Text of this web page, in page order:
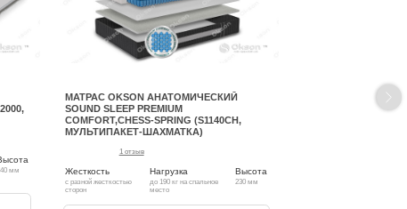
мм
МАТРАС OKSON АНАТОМИЧЕСКИЙ
SOUND SLEEP PREMIUM
COMFORT,CHESS-SPRING (S1140CH,
МУЛЬТИПАКЕТ-ШАХМАТКА)
1 отзыв
Жесткость
с разной жесткостью
сторон
Нагрузка
до 190 кг на спальное
место
Высота
230 мм